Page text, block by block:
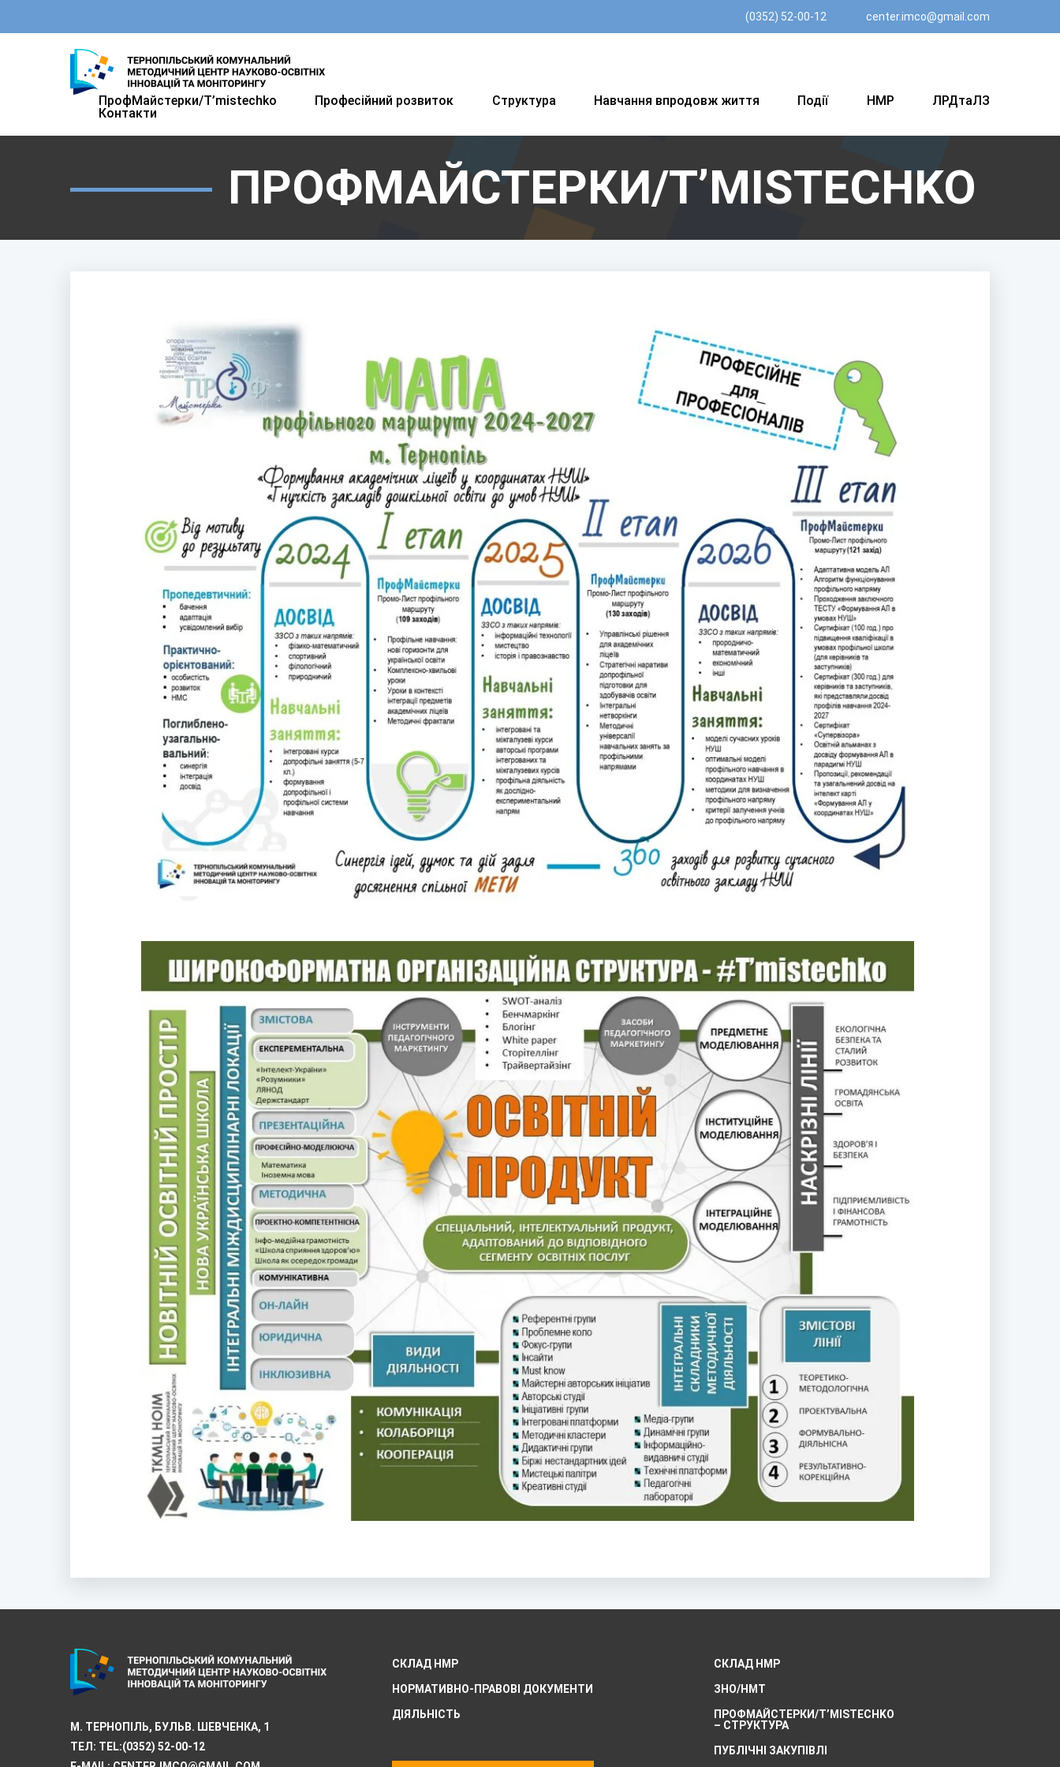
(0352) 52-00-12 center.imco@gmail.com
ПрофМайстерки/T’mistechkо Професійний розвиток Структура Навчання впродовж життя Події НМР
ЛРДтаЛЗ
Контакти
ПРОФМАЙСТЕРКИ/T’MISTECHKO
М. ТЕРНОПІЛЬ, БУЛЬВ. ШЕВЧЕНКА, 1
ТЕЛ: TEL:(0352) 52-00-12
СКЛАД НМР
НОРМАТИВНО-ПРАВОВІ ДОКУМЕНТИ
ДІЯЛЬНІСТЬ
СКЛАД НМР
ЗНО/НМТ
ПРОФМАЙСТЕРКИ/T’MISTECHKO
– CТРУКТУРА
ПУБЛІЧНІ ЗАКУПІВЛІ